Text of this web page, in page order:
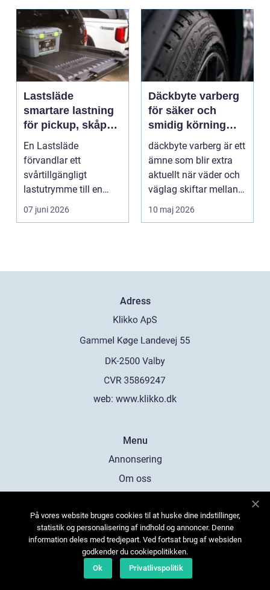
Lastsläde
smartare lastning
för pickup, skåpbil
och personbil
En Lastsläde
förvandlar ett
svårtillgängligt
lastutrymme till en
lättjobbad yta. Genom
att dra ut la...
07 juni 2026
Däckbyte varberg
för säker och
smidig körning
Året runt
däckbyte varberg är ett
ämne som blir extra
aktuellt när väder och
väglag skiftar mellan
sommar och ...
10 maj 2026
Adress
web: www.klikko.dk
Menu
Annonsering
Om oss
Kontakta oss
Sitemap
På vores website bruges cookies til at huske dine indstillinger,
statistik og personalisering af indhold og annoncer. Denne
information deles med tredjepart. Ved fortsat brug af websiden
godkender du cookiepolitikken.
Ok
Privatlivspolitik